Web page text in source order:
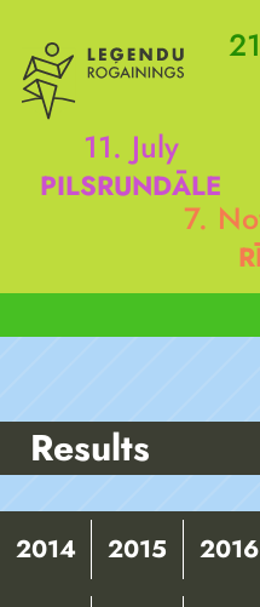
11. July
PILSRUNDĀLE
7.
Results
2014 2015 2016